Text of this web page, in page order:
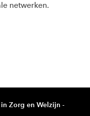
netwerken.
Zorg en Welzijn -